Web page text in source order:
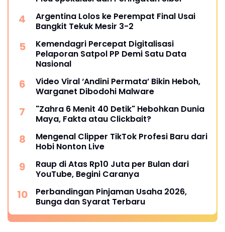
Argentina Lolos ke Perempat Final Usai
Bangkit Tekuk Mesir 3-2
Kemendagri Percepat Digitalisasi
Pelaporan Satpol PP Demi Satu Data
Nasional
Video Viral ‘Andini Permata’ Bikin Heboh,
Warganet Dibodohi Malware
"Zahra 6 Menit 40 Detik" Hebohkan Dunia
Maya, Fakta atau Clickbait?
Mengenal Clipper TikTok Profesi Baru dari
Hobi Nonton Live
Raup di Atas Rp10 Juta per Bulan dari
YouTube, Begini Caranya
Perbandingan Pinjaman Usaha 2026,
Bunga dan Syarat Terbaru